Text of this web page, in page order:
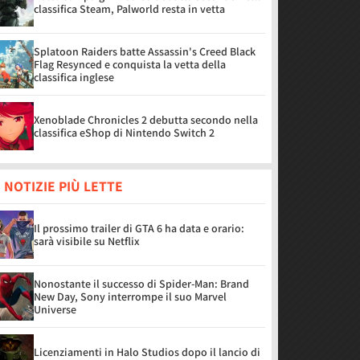
classifica Steam, Palworld resta in vetta
Splatoon Raiders batte Assassin's Creed Black
Flag Resynced e conquista la vetta della
classifica inglese
Xenoblade Chronicles 2 debutta secondo nella
classifica eShop di Nintendo Switch 2
NOTIZIE PIÙ LETTE
Il prossimo trailer di GTA 6 ha data e orario:
sarà visibile su Netflix
Nonostante il successo di Spider-Man: Brand
New Day, Sony interrompe il suo Marvel
Universe
Licenziamenti in Halo Studios dopo il lancio di